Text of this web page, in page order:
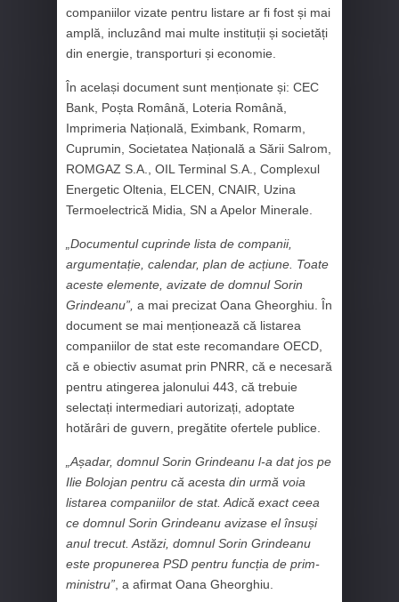
companiilor vizate pentru listare ar fi fost și mai
amplă, incluzând mai multe instituții și societăți
din energie, transporturi și economie.
În același document sunt menționate și: CEC
Bank, Poșta Română, Loteria Română,
Imprimeria Națională, Eximbank, Romarm,
Cuprumin, Societatea Națională a Sării Salrom,
ROMGAZ S.A., OIL Terminal S.A., Complexul
Energetic Oltenia, ELCEN, CNAIR, Uzina
Termoelectrică Midia, SN a Apelor Minerale.
„Documentul cuprinde lista de companii,
argumentație, calendar, plan de acțiune. Toate
aceste elemente, avizate de domnul Sorin
Grindeanu”, a mai precizat Oana Gheorghiu. În
document se mai menționează că listarea
companiilor de stat este recomandare OECD,
că e obiectiv asumat prin PNRR, că e necesară
pentru atingerea jalonului 443, că trebuie
selectați intermediari autorizați, adoptate
hotărâri de guvern, pregătite ofertele publice.
„Așadar, domnul Sorin Grindeanu l-a dat jos pe
Ilie Bolojan pentru că acesta din urmă voia
listarea companiilor de stat. Adică exact ceea
ce domnul Sorin Grindeanu avizase el însuși
anul trecut. Astăzi, domnul Sorin Grindeanu
este propunerea PSD pentru funcția de prim-
ministru” , a afirmat Oana Gheorghiu.